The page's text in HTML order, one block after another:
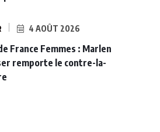
4 AOÛT 2026
France Femmes : Marlen
remporte le contre-la-